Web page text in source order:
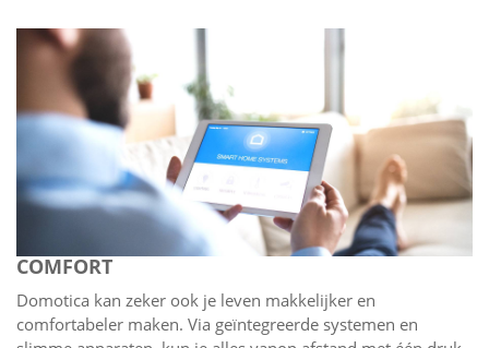
COMFORT
Domotica kan zeker ook je leven makkelijker en
comfortabeler maken. Via geïntegreerde systemen en